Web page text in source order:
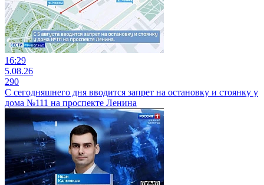
16:29
5.08.26
290
С сегодняшнего дня вводится запрет на остановку и стоянку у
дома №111 на проспекте Ленина